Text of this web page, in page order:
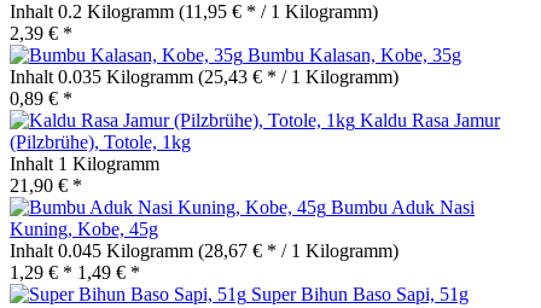
Inhalt 0.2 Kilogramm (11,95 € * / 1 Kilogramm)
2,39 € *
Bumbu Kalasan, Kobe, 35g
Inhalt 0.035 Kilogramm (25,43 € * / 1 Kilogramm)
0,89 € *
Kaldu Rasa Jamur
(Pilzbrühe), Totole, 1kg
Inhalt 1 Kilogramm
21,90 € *
Bumbu Aduk Nasi
Kuning, Kobe, 45g
Inhalt 0.045 Kilogramm (28,67 € * / 1 Kilogramm)
1,29 € * 1,49 € *
Super Bihun Baso Sapi, 51g